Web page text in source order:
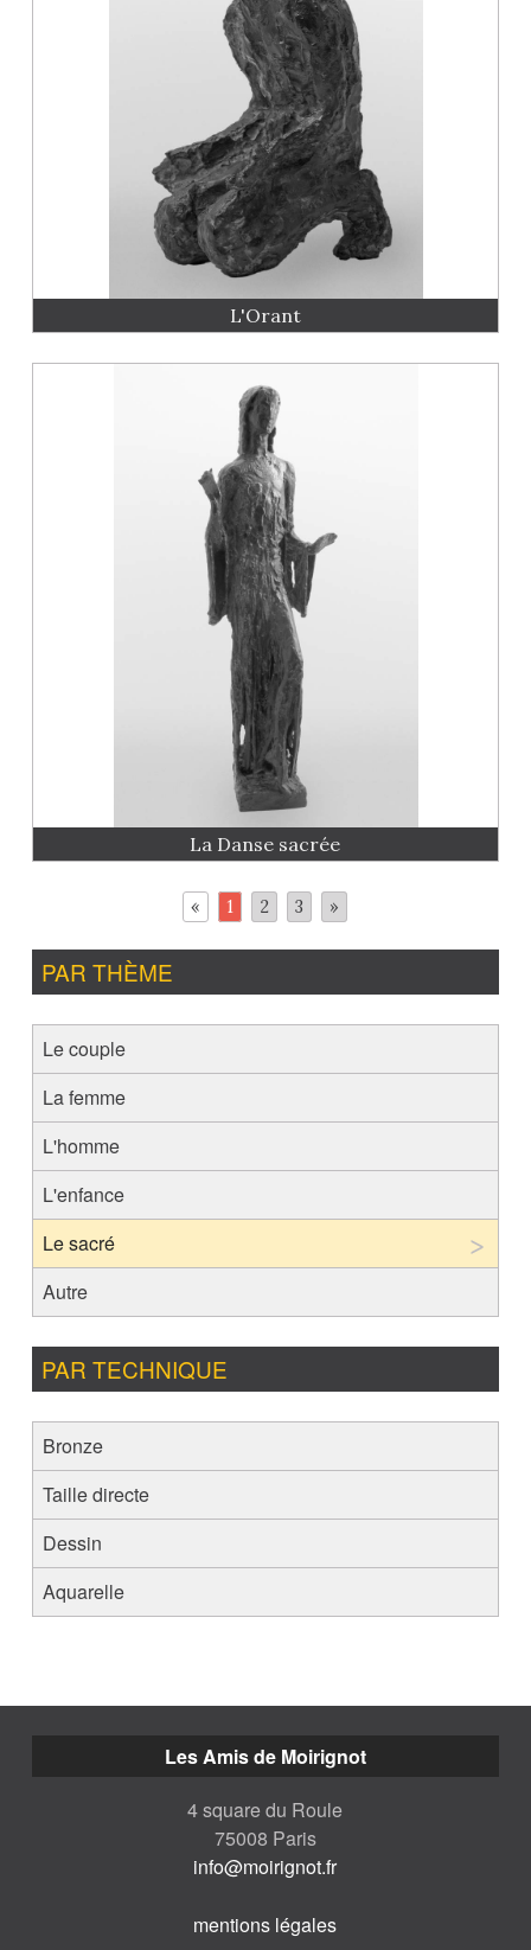
L'Orant
La Danse sacrée
« 1 2 3 »
PAR THÈME
Le couple
La femme
L'homme
L'enfance
Le sacré
Autre
PAR TECHNIQUE
Bronze
Taille directe
Dessin
Aquarelle
Les Amis de Moirignot
4 square du Roule
75008 Paris
info@moirignot.fr
mentions légales